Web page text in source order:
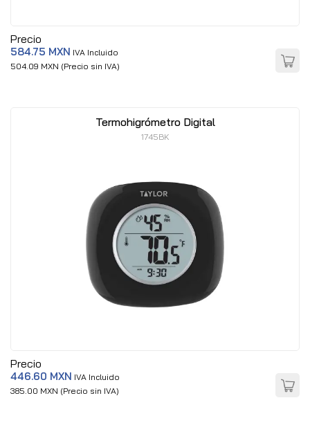
Precio
584.75 MXN IVA Incluido
504.09 MXN (Precio sin IVA)
Termohigrómetro Digital
1745BK
Precio
446.60 MXN IVA Incluido
385.00 MXN (Precio sin IVA)